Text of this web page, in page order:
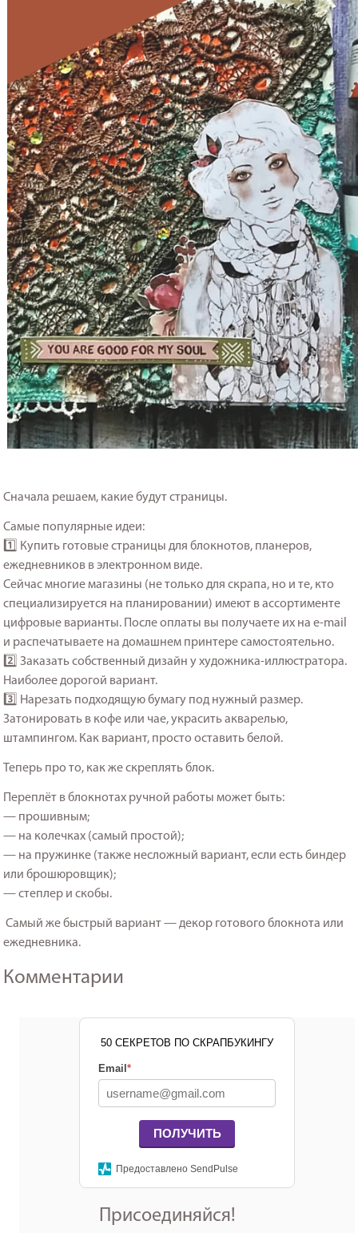
Сначала решаем, какие будут страницы.
Самые популярные идеи:
1️⃣ Купить готовые страницы для блокнотов, планеров,
ежедневников в электронном виде.
Сейчас многие магазины (не только для скрапа, но и те, кто
специализируется на планировании) имеют в ассортименте
цифровые варианты. После оплаты вы получаете их на e-mail
и распечатываете на домашнем принтере самостоятельно.
2️⃣ Заказать собственный дизайн у художника-иллюстратора.
Наиболее дорогой вариант.
3️⃣ Нарезать подходящую бумагу под нужный размер.
Затонировать в кофе или чае, украсить акварелью,
штампингом. Как вариант, просто оставить белой.
Теперь про то, как же скреплять блок.
Переплёт в блокнотах ручной работы может быть:
— прошивным;
— на колечках (самый простой);
— на пружинке (также несложный вариант, если есть биндер
или брошюровщик);
— степлер и скобы.
Самый же быстрый вариант — декор готового блокнота или
ежедневника.
Комментарии
50 СЕКРЕТОВ ПО СКРАПБУКИНГУ
Email *
ПОЛУЧИТЬ
Предоставлено SendPulse
Присоединяйся!